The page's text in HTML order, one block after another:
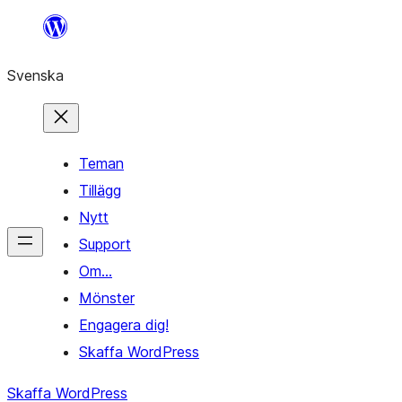
Hoppa
innehåll
Svenska
Teman
Tillägg
Nytt
Support
Om…
Mönster
Engagera dig!
Skaffa WordPress
Skaffa WordPress